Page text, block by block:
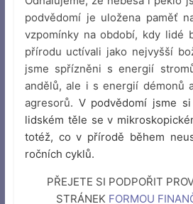
podvědomí je uložena paměť
vzpomínky na období, kdy lidé
přírodu uctívali jako nejvyšší
jsme spřízněni s energií
andělů, ale i s energií démonů
agresorů. V podvědomí jsme
lidském těle se v
totéž, co v přírodě během
ročních cyklů.
PŘEJETE SI PODPOŘIT
STRÁNEK FORMOU